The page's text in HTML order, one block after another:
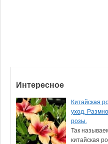
Интересное
Китайская
уход.
розы.
Так
китайская